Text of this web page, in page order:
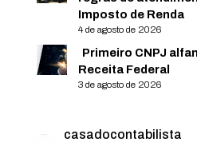
Imposto de Renda
4 de agosto de 2026
Primeiro CNPJ
Receita Federal
3 de agosto de 2026
casadocontabilista